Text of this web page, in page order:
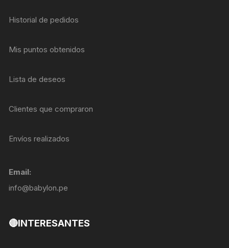
Historial de pedidos
Mis puntos obtenidos
Lista de deseos
Clientes que compraron
Envíos realizados
Email:
info@babylon.pe
🔴INTERESANTES